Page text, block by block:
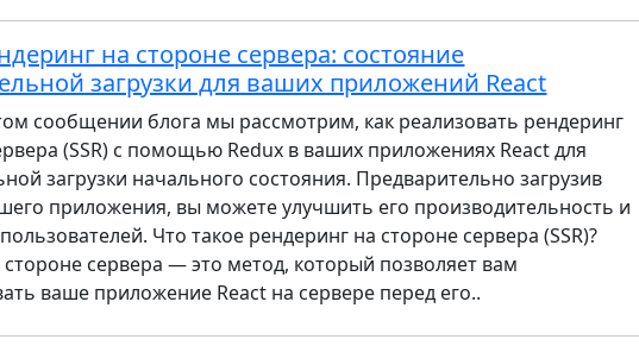
на стороне сервера: состояние
загрузки для ваших приложений React
сообщении блога мы рассмотрим, как реализовать рендеринг
(SSR) с помощью Redux в ваших приложениях React для
загрузки начального состояния. Предварительно загрузив
приложения, вы можете улучшить его производительность и
Что такое рендеринг на стороне сервера (SSR)?
сервера — это метод, который позволяет вам
ваше приложение React на сервере перед его..